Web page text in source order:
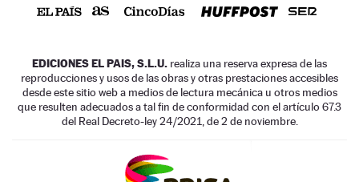
EDICIONES EL PAIS, S.L.U. realiza una reserva expresa de las
reproducciones y usos de las obras y otras prestaciones accesibles
desde este sitio web a medios de lectura mecánica u otros medios
que resulten adecuados a tal fin de conformidad con el artículo 67.3
del Real Decreto-ley 24/2021, de 2 de noviembre.